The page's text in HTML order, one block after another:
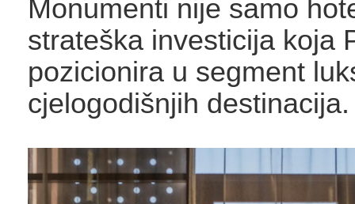
Monumenti nije samo
strateška investicija koja
pozicionira u segment
cjelogodišnjih